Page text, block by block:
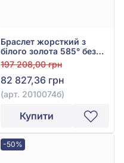
Браслет жорсткий з
білого золота 585° без
вставки, арт. 2010074б
197 208,00 грн
82 827,36 грн
(арт. 2010074б)
Купити
-50%